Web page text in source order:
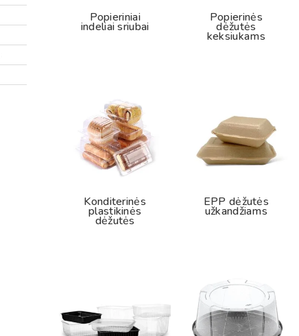
Popieriniai
indeliai sriubai
Popierinės
dėžutės
keksiukams
Konditerinės
plastikinės
dėžutės
EPP dėžutės
užkandžiams